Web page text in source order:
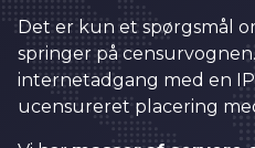
Det er kun et spørgsmål
springer på
internetadgang med en
ucensureret placering